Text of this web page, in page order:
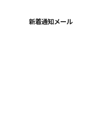
新着通知メール